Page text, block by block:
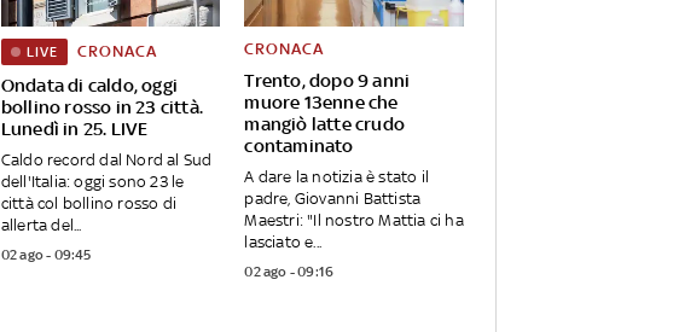
Ondata di caldo, oggi
bollino rosso in 23 città.
Lunedì in 25. LIVE
LIVE CRONACA
Caldo record dal Nord al Sud
dell'Italia: oggi sono 23 le
città col bollino rosso di
allerta del...
02 ago - 09:45
Trento, dopo 9 anni
muore 13enne che
mangiò latte crudo
contaminato
CRONACA
A dare la notizia è stato il
padre, Giovanni Battista
Maestri: "Il nostro Mattia ci ha
lasciato e...
02 ago - 09:16